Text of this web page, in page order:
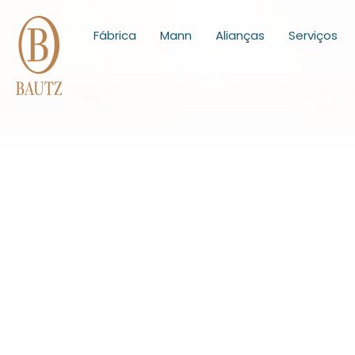
Fábrica Mann Alianças Serviços